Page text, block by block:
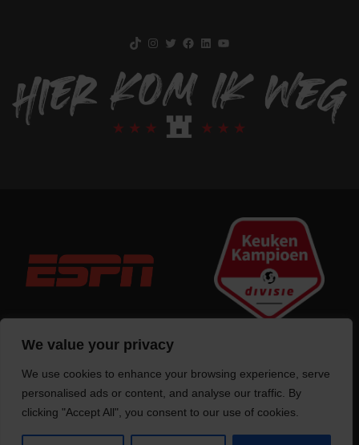
We value your privacy
We use cookies to enhance your browsing experience, serve
personalised ads or content, and analyse our traffic. By
clicking "Accept All", you consent to our use of cookies.
Trotse bouwervan deze website